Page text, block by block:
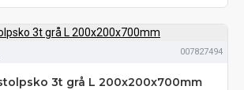
007827494
3t grå L 200x200x700mm